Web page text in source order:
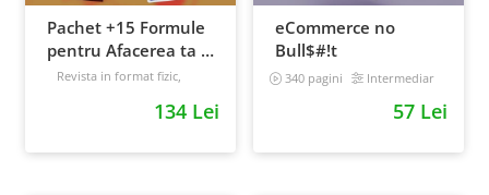
Pachet +15 Formule
pentru Afacerea ta +
Prompt-uri dedicate
Revista in format fizic,
134 Lei
eCommerce no
Bull$#!t
340 pagini Intermediar
57 Lei